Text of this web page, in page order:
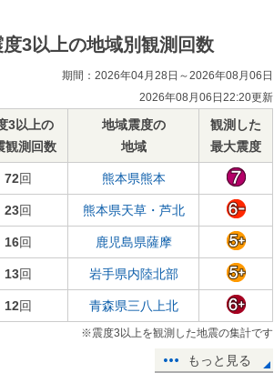
度3以上の地域別観測回数
期間：2026年04月28日～2026年08月06日
2026年08月06日22:20更新
3以上の
観測回数
地域震度の
地域
観測した
最大震度
72回 熊本県熊本
23回 熊本県天草・芦北
16回 鹿児島県薩摩
13回 岩手県内陸北部
12回 青森県三八上北
※震度3以上を観測した地震の集計です
もっと見る